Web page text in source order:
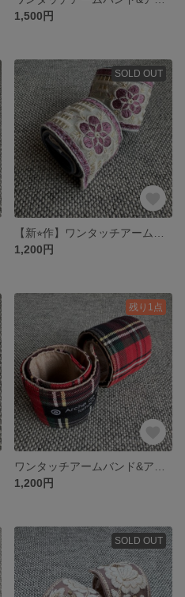
1,500円
SOLD OUT
1,200円
残り1点
1,200円
SOLD OUT